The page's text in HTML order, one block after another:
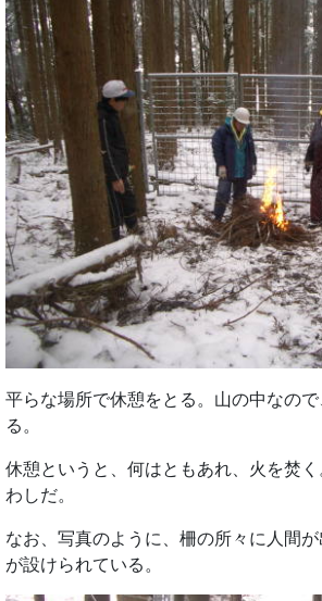
平らな場所で休憩をとる。山の中なの
る。
休憩というと、何はともあれ、火を焚
わしだ。
なお、写真のように、柵の所々に人間
が設けられている。